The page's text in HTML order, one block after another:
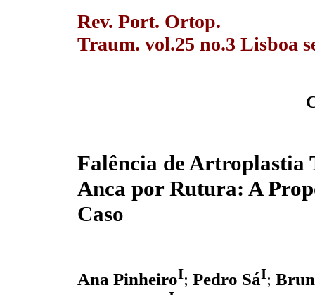
Rev. Port. Ortop.
Traum. vol.25 no.3 Lisboa
Falência de Artroplastia
Anca por Rutura: A
Caso
Ana PinheiroI; Pedro SáI;